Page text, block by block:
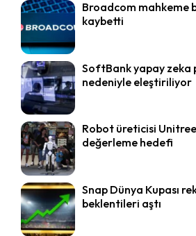
Broadcom mahkeme
kaybetti
SoftBank yapay zeka
nedeniyle eleştiriliyor
Robot üreticisi
değerleme hedefi
Snap Dünya Kupası
beklentileri aştı